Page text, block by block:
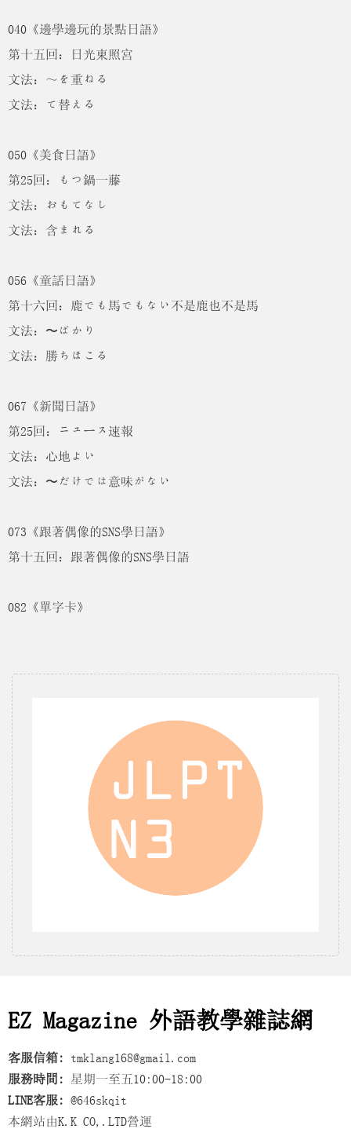
040《邊學邊玩的景點日語》
第十五回：日光東照宮
文法：～を重ねる
文法：て替える
050《美食日語》
第25回：もつ鍋一藤
文法：おもてなし
文法：含まれる
056《童話日語》
第十六回：鹿でも馬でもない不是鹿也不是馬
文法：〜ばかり
文法：勝ちほこる
067《新聞日語》
第25回：ニュース速報
文法：心地よい
文法：〜だけでは意味がない
073《跟著偶像的SNS學日語》
第十五回：跟著偶像的SNS學日語
082《單字卡》
EZ Magazine 外語教學雜誌網
客服信箱: tmklang168@gmail.com
服務時間: 星期一至五10:00-18:00
LINE客服: @646skqit
本網站由K.K CO,.LTD營運